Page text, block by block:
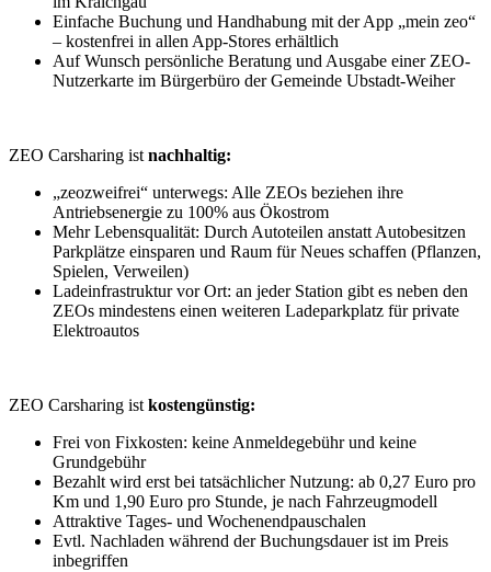
Einfache Buchung und Handhabung mit der App „mein zeo“
– kostenfrei in allen App-Stores erhältlich
Auf Wunsch persönliche Beratung und Ausgabe einer ZEO-
Nutzerkarte im Bürgerbüro der Gemeinde Ubstadt-Weiher
ZEO Carsharing ist nachhaltig:
„zeozweifrei“ unterwegs: Alle ZEOs beziehen ihre
Antriebsenergie zu 100% aus Ökostrom
Mehr Lebensqualität: Durch Autoteilen anstatt Autobesitzen
Parkplätze einsparen und Raum für Neues schaffen (Pflanzen,
Spielen, Verweilen)
Ladeinfrastruktur vor Ort: an jeder Station gibt es neben den
ZEOs mindestens einen weiteren Ladeparkplatz für private
Elektroautos
ZEO Carsharing ist kostengünstig:
Frei von Fixkosten: keine Anmeldegebühr und keine
Grundgebühr
Bezahlt wird erst bei tatsächlicher Nutzung: ab 0,27 Euro pro
Km und 1,90 Euro pro Stunde, je nach Fahrzeugmodell
Attraktive Tages- und Wochenendpauschalen
Evtl. Nachladen während der Buchungsdauer ist im Preis
inbegriffen